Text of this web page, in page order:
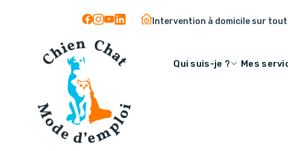
Intervention à domicile sur
Qui suis-je ? Mes